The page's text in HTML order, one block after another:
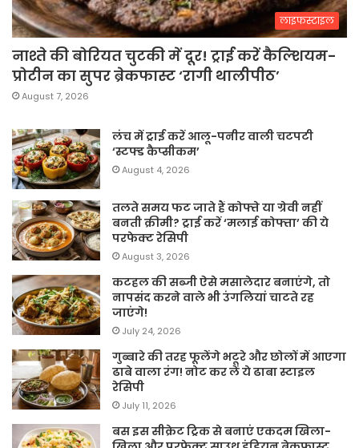
लाइफस्टाइल
नाश्ते की बोरियत चुटकी में दूर! ट्राई करें कैल्शियम-
प्रोटीन का सुपर ब्रेकफास्ट ‘रागी थालीपीठ’
August 7, 2026
लंच में ट्राई करें आलू-पनीर वाली चटपटी
‘स्टफ्ड कैप्सीकम’
August 4, 2026
तलते समय फट जाते हैं कोफ्ते या ग्रेवी नहीं
बनती क्रीमी? ट्राई करें ‘मलाई कोफ्ता’ की ये
परफेक्ट रेसिपी
August 3, 2026
कटहल की सब्जी ऐसे मसालेदार बनाएंगे, तो
नापसंद करने वाले भी उंगलियां चाटते रह
जाएंगे!
July 24, 2026
गुब्बारे की तरह फूलेंगे भटूरे और छोलों में आएगा
ढाबे वाला रंग! नोट कर लें ये ढाबा स्टाइल
रेसिपी
July 11, 2026
बस इस सीक्रेट ट्रिक से बनाएं एकदम खिला-